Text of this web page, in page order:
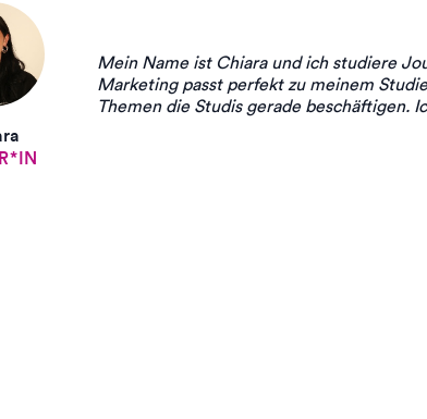
Mein Name ist Chiara und ich studiere
Marketing passt perfekt zu meinem
Themen die Studis gerade beschäftigen.